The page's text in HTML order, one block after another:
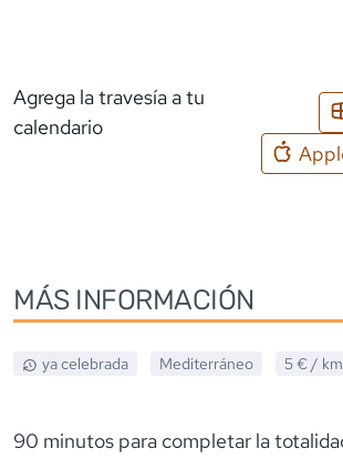
Agrega la travesía a tu
calendario
MÁS INFORMACIÓN
ya celebrada Mediterráneo 5 € / km
90 minutos para completar la